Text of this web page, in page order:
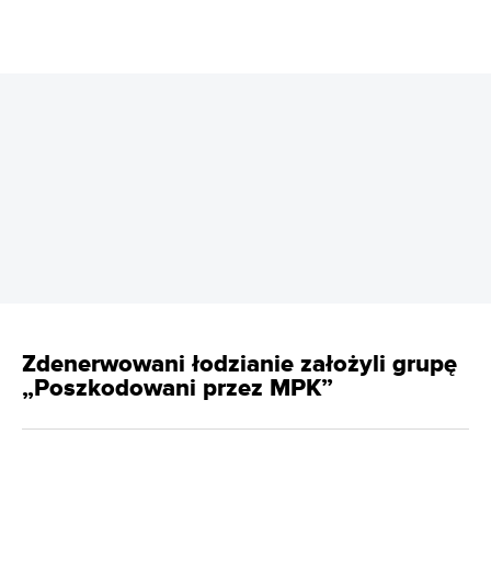
Zdenerwowani łodzianie założyli grupę
„Poszkodowani przez MPK”